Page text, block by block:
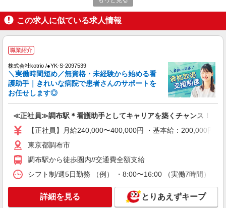
善手当：20,000〜60,000円（勤続年数、保有資格
により変動） ・固定残業手当：20,000円（10時
間） ※固定残業時間を超過する場合には超過勤務
手当として別途支給 ・夜勤手当：10,000円/1回
キープ
株式会社kotrio /●SW-H2-1985908
調布駅＊夜勤専従＊日収4.3万円〜！高時給な
看護スタッフ
時給2400円〜3000円 ＜日払い有/週払い有/交
キープ 詳細を見る
株式会社kotrio /●SW-H2-2098859
仙川駅＊サ高住＊シフト融通が利くため子育て
時給2400円〜3000円 ＜日払い有/週払い有/交
通費全支給(ガソリン代含む)＞
この求人に似ている求人情報
職業紹介
株式会社kotrio /●YK-S-2097539
＼実働時間短め／無資格・未経験から始める看
護助手｜きれいな病院で患者さんのサポートを
お任せします◎
≪正社員≫調布駅＊看護助手としてキャリアを築くチャンス！
【正社員】月給240,000〜400,000円 ・基本給：200,000円
東京都調布市
調布駅から徒歩圏内//交通費全額支給
シフト制/週5日勤務 （例） ・8:00〜16:00 （実働7時間）
詳細を見る とりあえずキープ